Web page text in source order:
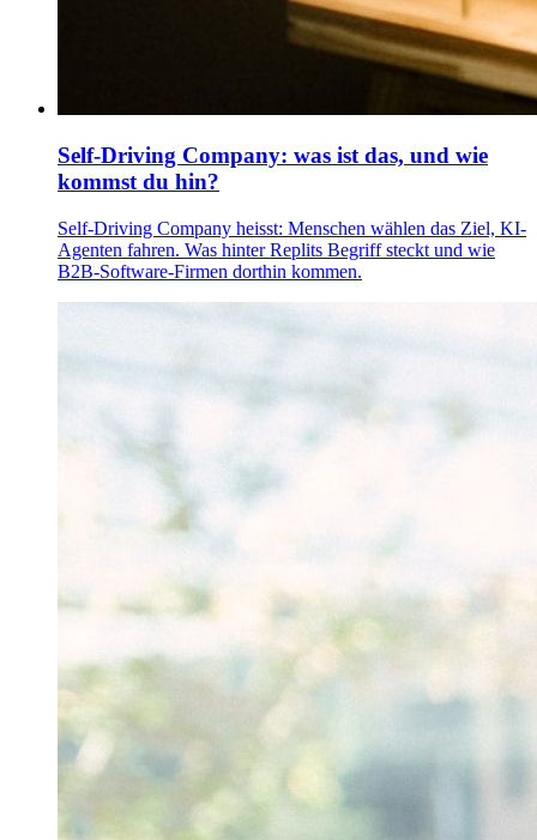
Self-Driving Company: was ist das, und wie
kommst du hin?
Self-Driving Company heisst: Menschen wählen das Ziel, KI-
Agenten fahren. Was hinter Replits Begriff steckt und wie
B2B-Software-Firmen dorthin kommen.